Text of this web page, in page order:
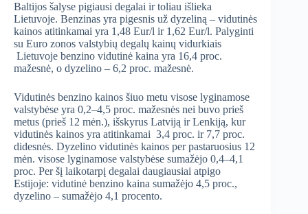
Baltijos šalyse pigiausi degalai ir toliau išlieka
Lietuvoje. Benzinas yra pigesnis už dyzeliną – vidutinės
kainos atitinkamai yra 1,48 Eur/l ir 1,62 Eur/l. Palyginti
su Euro zonos valstybių degalų kainų vidurkiais
Lietuvoje benzino vidutinė kaina yra 16,4 proc.
mažesnė, o dyzelino – 6,2 proc. mažesnė.
Vidutinės benzino kainos šiuo metu visose lyginamose
valstybėse yra 0,2–4,5 proc. mažesnės nei buvo prieš
metus (prieš 12 mėn.), išskyrus Latviją ir Lenkiją, kur
vidutinės kainos yra atitinkamai 3,4 proc. ir 7,7 proc.
didesnės. Dyzelino vidutinės kainos per pastaruosius 12
mėn. visose lyginamose valstybėse sumažėjo 0,4–4,1
proc. Per šį laikotarpį degalai daugiausiai atpigo
Estijoje: vidutinė benzino kaina sumažėjo 4,5 proc.,
dyzelino – sumažėjo 4,1 procento.